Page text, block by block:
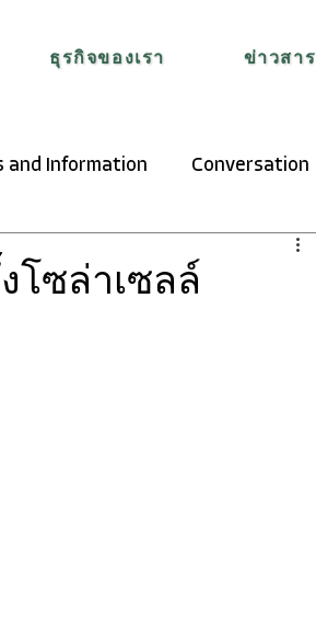
ธุรกิจของเรา ข่าวสาร
and Information Conversation
โซล่าเซลล์